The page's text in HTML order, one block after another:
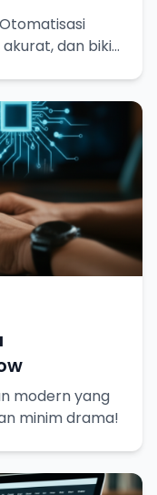
dan bikin
modern yang
minim drama!